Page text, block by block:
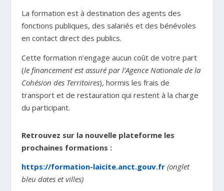
La formation est à destination des agents des
fonctions publiques, des salariés et des bénévoles
en contact direct des publics.
Cette formation n’engage aucun coût de votre part
(le financement est assuré par l’Agence Nationale de la
Cohésion des Territoires), hormis les frais de
transport et de restauration qui restent à la charge
du participant.
Retrouvez sur la nouvelle plateforme les
prochaines formations :
https://formation-laicite.anct.gouv.fr (onglet
bleu dates et villes)